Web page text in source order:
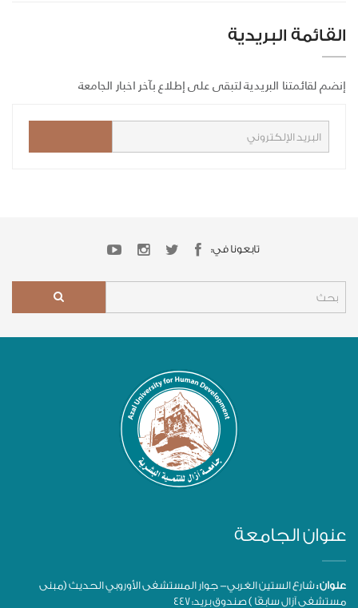
القائمة البريدية
إنضم لقائمتنا البريدية لتبقى على إطلاع بآخر اخبار الجامعة
تابعونا في:
عنوان الجامعة
عنوان :شارع الستين الغربي- جوار المستشفى الأوروبي الحديث (مبنى
مستشفى آزال سابقًا ) صندوق بريد: 447